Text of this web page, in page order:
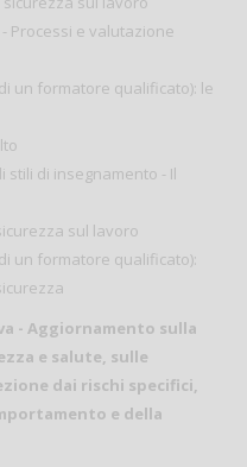
Processi e valutazione
un formatore qualificato): le
stili di insegnamento - Il
sul lavoro
un formatore qualificato):
- Aggiornamento sulla
e salute, sulle
dai rischi specifici,
e della